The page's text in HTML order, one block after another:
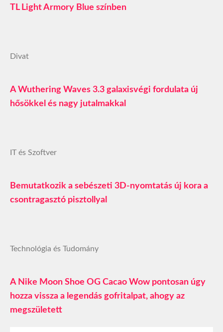
TL Light Armory Blue színben
Divat
A Wuthering Waves 3.3 galaxisvégi fordulata új
hősökkel és nagy jutalmakkal
IT és Szoftver
Bemutatkozik a sebészeti 3D-nyomtatás új kora a
csontragasztó pisztollyal
Technológia és Tudomány
A Nike Moon Shoe OG Cacao Wow pontosan úgy
hozza vissza a legendás gofritalpat, ahogy az
megszületett